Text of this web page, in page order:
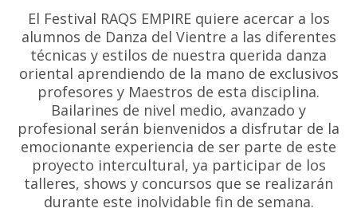
El Festival RAQS EMPIRE quiere acercar a los
alumnos de Danza del Vientre a las diferentes
técnicas y estilos de nuestra querida danza
oriental aprendiendo de la mano de exclusivos
profesores y Maestros de esta disciplina.
Bailarines de nivel medio, avanzado y
profesional serán bienvenidos a disfrutar de la
emocionante experiencia de ser parte de este
proyecto intercultural, ya participar de los
talleres, shows y concursos que se realizarán
durante este inolvidable fin de semana.